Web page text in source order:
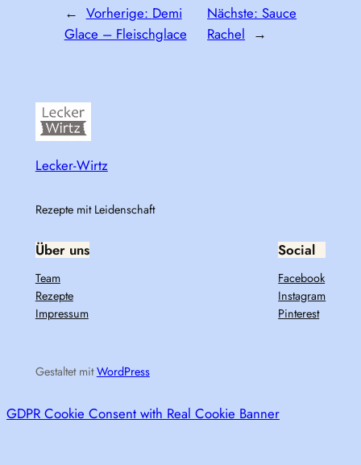
← Vorherige: Demi
Glace – Fleischglace
Nächste:Sauce
Rachel →
Lecker-Wirtz
Rezepte mit Leidenschaft
Über uns
Team
Rezepte
Impressum
Social
Facebook
Instagram
Pinterest
Gestaltet mitWordPress
GDPR Cookie Consent with Real Cookie Banner